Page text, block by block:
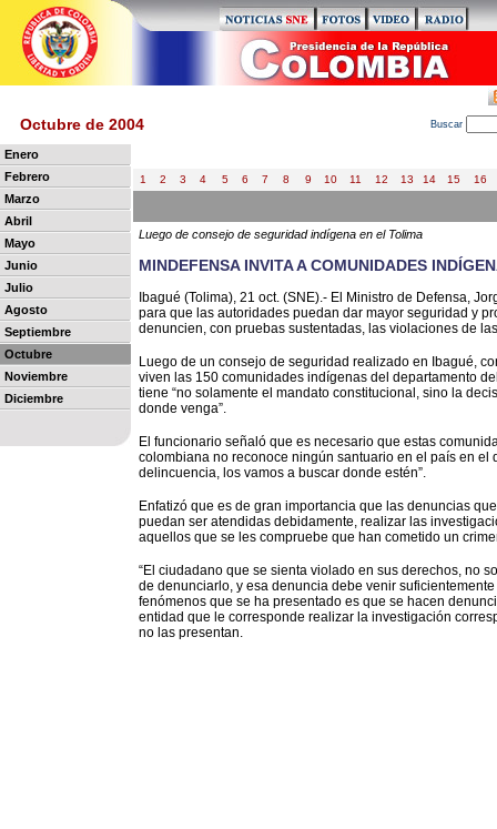
Octubre de 2004 Buscar
Enero
Febrero
Marzo
Abril
Mayo
Junio
Julio
Agosto
Septiembre
Octubre
Noviembre
Diciembre
1 2 3 4 5 6 7 8 9 10 11 12 13 14 15 16
Luego de consejo de seguridad indígena en el Tolima
MINDEFENSA INVITA A COMUNIDADES
Ibagué (Tolima), 21 oct. (SNE).- El Ministro de Defensa,
para que las autoridades puedan dar mayor seguridad y
denuncien, con pruebas sustentadas, las violaciones de
Luego de un consejo de seguridad realizado en Ibagué,
viven las 150 comunidades indígenas del departamento
tiene “no solamente el mandato constitucional, sino la
donde venga”.
El funcionario señaló que es necesario que estas
colombiana no reconoce ningún santuario en el país en
delincuencia, los vamos a buscar donde estén”.
Enfatizó que es de gran importancia que las denuncias
puedan ser atendidas debidamente, realizar las
aquellos que se les compruebe que han cometido un
“El ciudadano que se sienta violado en sus derechos, no
de denunciarlo, y esa denuncia debe venir
fenómenos que se ha presentado es que se hacen
entidad que le corresponde realizar la investigación
no las presentan.